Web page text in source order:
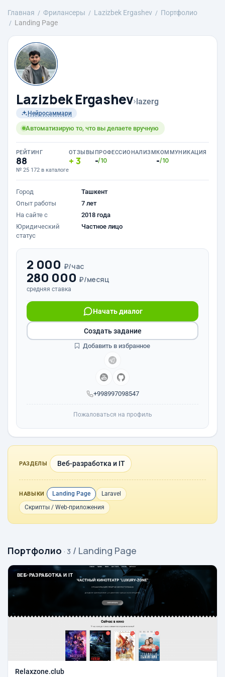
Главная Фрилансеры Lazizbek Ergashev
Портфолио
Landing Page
Lazizbek Ergashev›lazerg
Нейросаммари
Автоматизирую то, что вы делаете вручную
РЕЙТИНГ
88
№ 25 172 в каталоге
ОТЗЫВЫ
3
ПРОФЕССИОНАЛИЗМ
-/10
КОММУНИКАЦИЯ
-/10
Город
Ташкент
Опыт работы
7 лет
На сайте с
2018 года
Юридический
статус
Частное лицо
2 000 ₽/час
280 000 ₽/месяц
средняя ставка
+998997098547
Начать диалог
Создать задание
Добавить в избранное
Пожаловаться на профиль
РАЗДЕЛЫ Веб-разработка и IT
НАВЫКИ Landing Page
Laravel
Скрипты / Web-приложения
Портфолио · 3 / Landing Page
ВЕБ-РАЗРАБОТКА И IT
Relaxzone.club